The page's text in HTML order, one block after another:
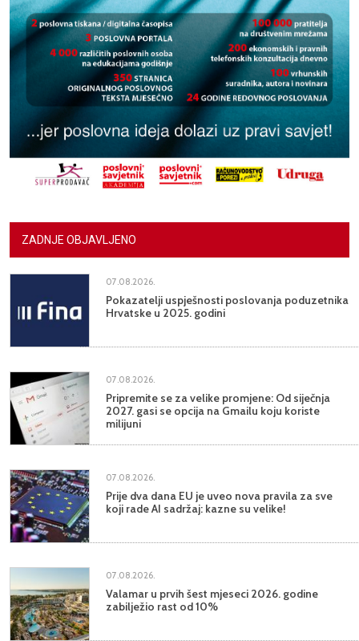
ZADNJE OBJAVLJENO
07.08.2026.
Pokazatelji uspješnosti poslovanja poduzetnika
Hrvatske u 2025. godini
07.08.2026.
Pripremite se za velike promjene: Od siječnja
2027. gasi se opcija na Gmailu koju koriste
milijuni
07.08.2026.
Prije dva dana EU je uveo nova pravila za sve
koji rade AI sadržaj: kazne su velike!
07.08.2026.
Valamar u prvih šest mjeseci 2026. godine
zabilježio rast od 10%